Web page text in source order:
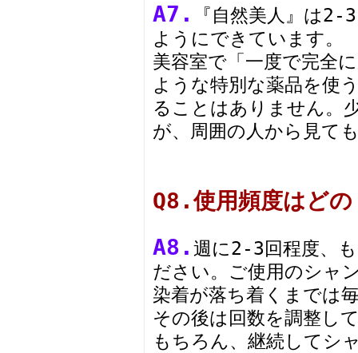
A7.
『自然美人』は2-
ようにできています。
美容室で「一度で完全
ような特別な薬品を使
ることはありません。
が、周囲の人から見て
Q8.使用頻度はど
A8. 週に2-3回程度、
ださい。ご使用のシャ
染着が落ち着くまでは
その後は回数を調整し
もちろん、継続してシ